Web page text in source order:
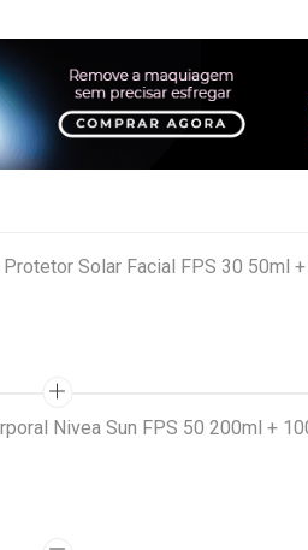
Protetor Solar Facial FPS 30 50ml
Nivea Sun FPS 50 200ml +